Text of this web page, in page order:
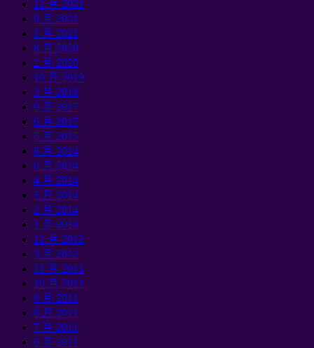
12 月 2021
9 月 2021
1 月 2021
8 月 2020
2 月 2020
10 月 2019
3 月 2018
9 月 2017
6 月 2017
5 月 2015
8 月 2014
6 月 2014
4 月 2014
3 月 2014
2 月 2014
1 月 2014
12 月 2012
3 月 2012
11 月 2011
10 月 2011
9 月 2011
8 月 2011
7 月 2011
6 月 2011